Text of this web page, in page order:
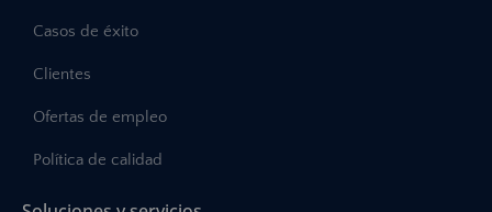
Casos de éxito
Clientes
Ofertas de empleo
Política de calidad